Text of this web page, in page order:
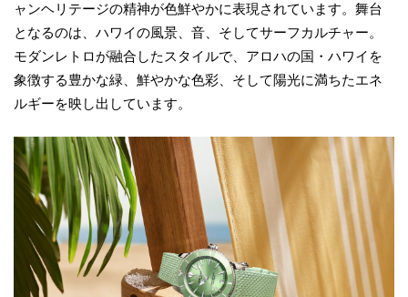
ャンヘリテージの精神が色鮮やかに表現されています。舞台
となるのは、ハワイの風景、音、そしてサーフカルチャー。
モダンレトロが融合したスタイルで、アロハの国・ハワイを
象徴する豊かな緑、鮮やかな色彩、そして陽光に満ちたエネ
ルギーを映し出しています。